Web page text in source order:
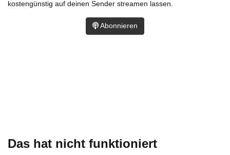
Das hat nicht funktioniert
kostengünstig auf deinen Sender streamen lassen.
Abonnieren